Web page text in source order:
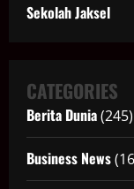
Sekolah Jaksel
CATEGORIES
Berita Dunia(245)
Business News